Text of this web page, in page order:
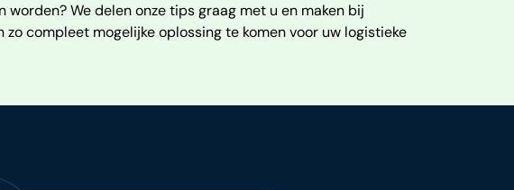
We delen onze tips graag met u en maken bij
compleet mogelijke oplossing te komen voor uw logistieke